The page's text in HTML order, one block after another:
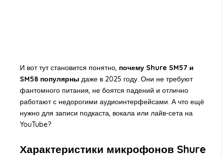
И вот тут становится понятно, почему Shure SM57 и
SM58 популярны даже в 2025 году. Они не требуют
фантомного питания, не боятся падений и отлично
работают с недорогими аудиоинтерфейсами. А что ещё
нужно для записи подкаста, вокала или лайв-сета на
YouTube?
Характеристики микрофонов Shure